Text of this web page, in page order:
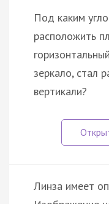
Под каким
расположить
зеркало, стал
вертикали?
Линза имеет